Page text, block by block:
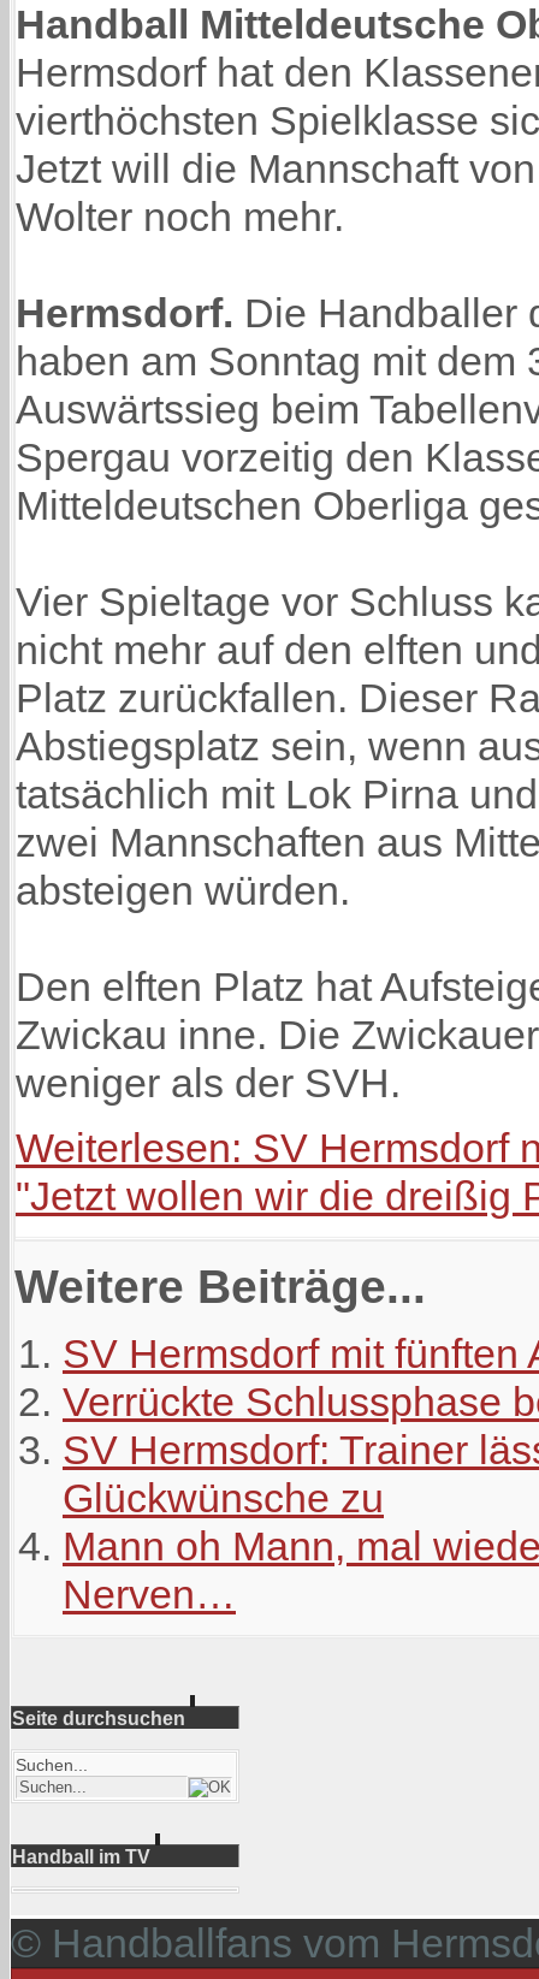
Handball Mitteldeutsche
Hermsdorf hat den
vierthöchsten Spielklasse
Jetzt will die Mannschaft
Wolter noch mehr.
Hermsdorf. Die Handballer
haben am Sonntag mit dem
Auswärtssieg beim
Spergau vorzeitig den
Mitteldeutschen Oberliga
Vier Spieltage vor Schluss
nicht mehr auf den elften
Platz zurückfallen. Dieser
Abstiegsplatz sein, wenn
tatsächlich mit Lok Pirna
zwei Mannschaften aus
absteigen würden.
Den elften Platz hat
Zwickau inne. Die
weniger als der SVH.
Weiterlesen: SV Hermsdorf
"Jetzt wollen wir die dreißig
Weitere Beiträge...
SV Hermsdorf mit fünften
Verrückte Schlussphase
SV Hermsdorf: Trainer
Glückwünsche zu
Mann oh Mann, mal
Nerven…
Seite durchsuchen
Suchen...
Handball im TV
© Handballfans vom